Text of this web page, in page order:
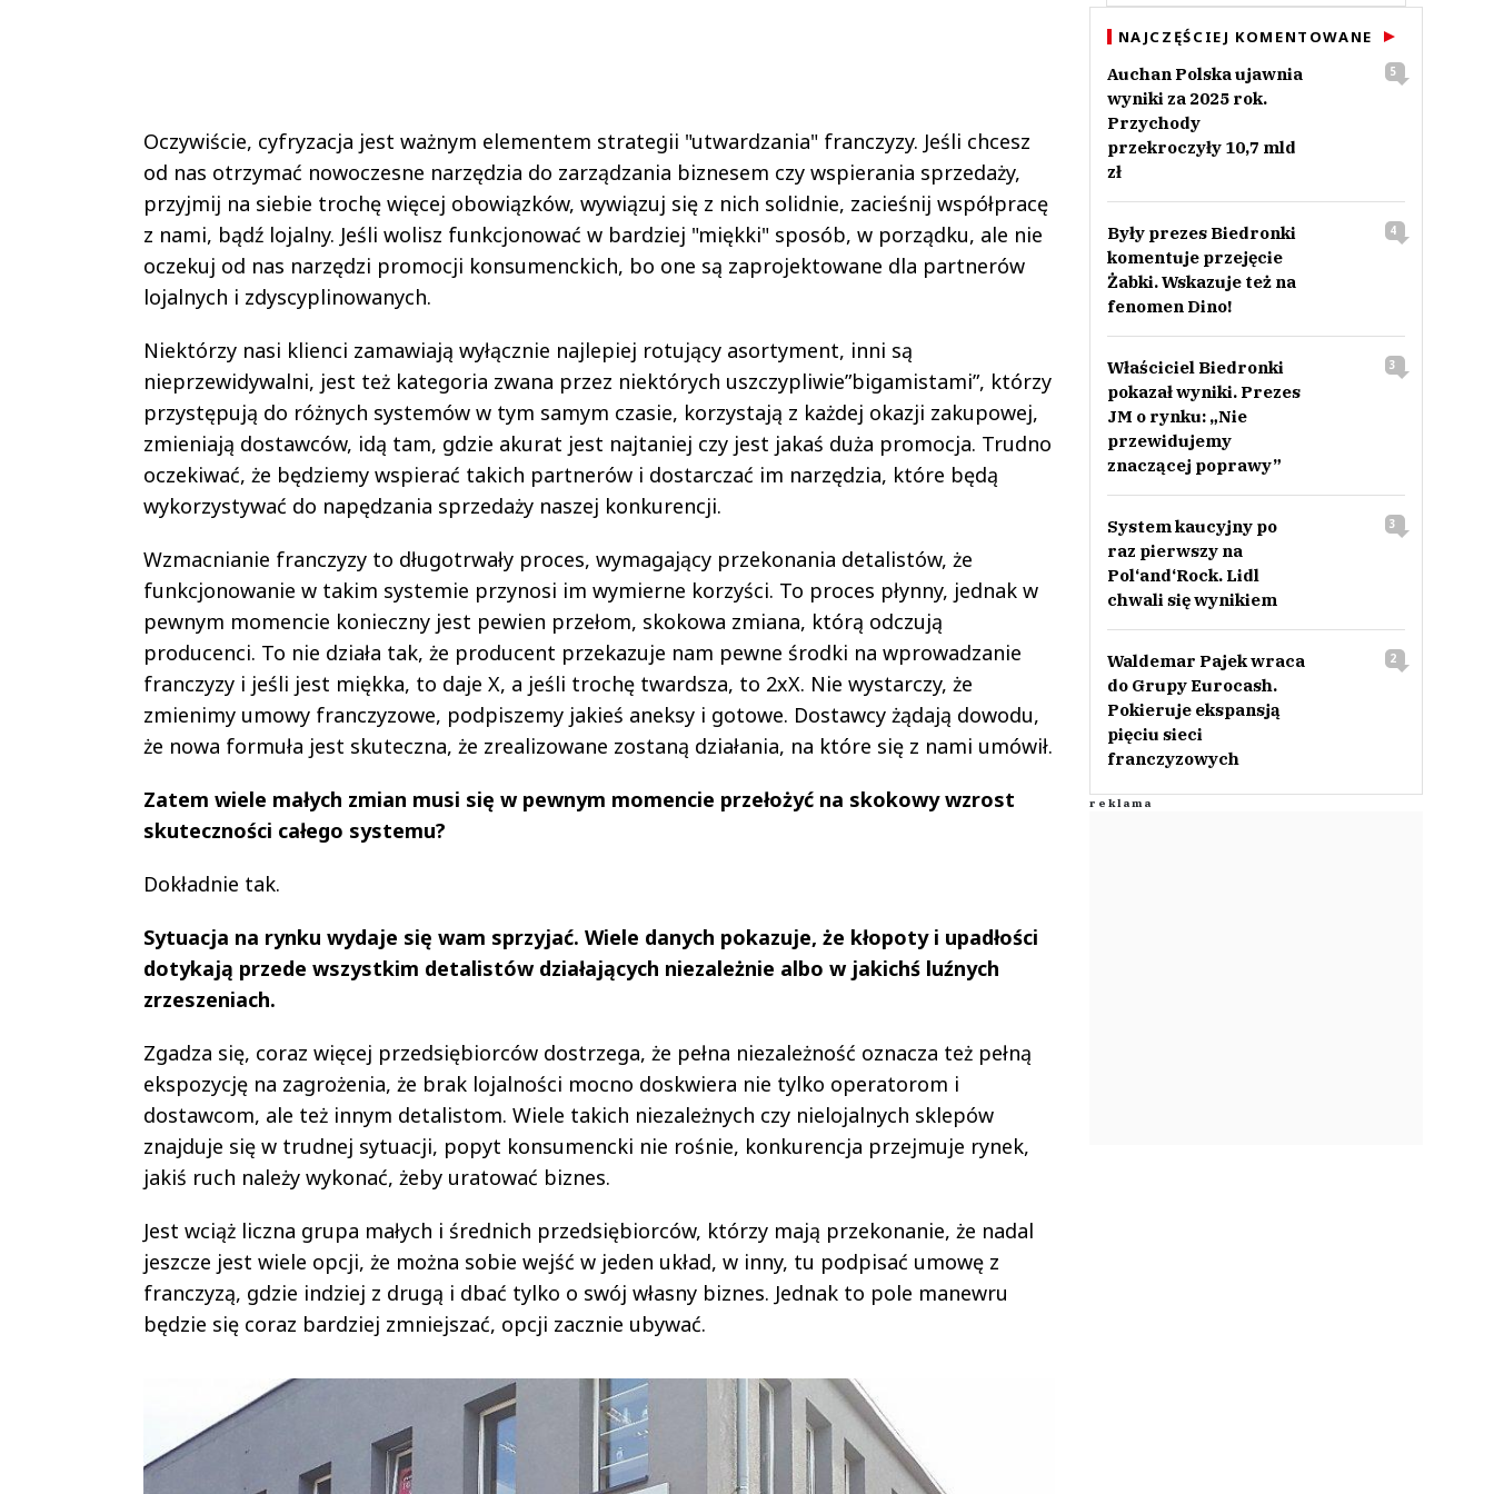
Oczywiście, cyfryzacja jest ważnym elementem strategii "utwardzania" franczyzy. Jeśli chcesz
od nas otrzymać nowoczesne narzędzia do zarządzania biznesem czy wspierania sprzedaży,
przyjmij na siebie trochę więcej obowiązków, wywiązuj się z nich solidnie, zacieśnij współpracę
z nami, bądź lojalny. Jeśli wolisz funkcjonować w bardziej "miękki" sposób, w porządku, ale nie
oczekuj od nas narzędzi promocji konsumenckich, bo one są zaprojektowane dla partnerów
lojalnych i zdyscyplinowanych.
Niektórzy nasi klienci zamawiają wyłącznie najlepiej rotujący asortyment, inni są
nieprzewidywalni, jest też kategoria zwana przez niektórych uszczypliwie”bigamistami”, którzy
przystępują do różnych systemów w tym samym czasie, korzystają z każdej okazji zakupowej,
zmieniają dostawców, idą tam, gdzie akurat jest najtaniej czy jest jakaś duża promocja. Trudno
oczekiwać, że będziemy wspierać takich partnerów i dostarczać im narzędzia, które będą
wykorzystywać do napędzania sprzedaży naszej konkurencji.
Wzmacnianie franczyzy to długotrwały proces, wymagający przekonania detalistów, że
funkcjonowanie w takim systemie przynosi im wymierne korzyści. To proces płynny, jednak w
pewnym momencie konieczny jest pewien przełom, skokowa zmiana, którą odczują
producenci. To nie działa tak, że producent przekazuje nam pewne środki na wprowadzanie
franczyzy i jeśli jest miękka, to daje X, a jeśli trochę twardsza, to 2xX. Nie wystarczy, że
zmienimy umowy franczyzowe, podpiszemy jakieś aneksy i gotowe. Dostawcy żądają dowodu,
że nowa formuła jest skuteczna, że zrealizowane zostaną działania, na które się z nami umówił.
Zatem wiele małych zmian musi się w pewnym momencie przełożyć na skokowy wzrost
skuteczności całego systemu?
Dokładnie tak.
Sytuacja na rynku wydaje się wam sprzyjać. Wiele danych pokazuje, że kłopoty i upadłości
dotykają przede wszystkim detalistów działających niezależnie albo w jakichś luźnych
zrzeszeniach.
Zgadza się, coraz więcej przedsiębiorców dostrzega, że pełna niezależność oznacza też pełną
ekspozycję na zagrożenia, że brak lojalności mocno doskwiera nie tylko operatorom i
dostawcom, ale też innym detalistom. Wiele takich niezależnych czy nielojalnych sklepów
znajduje się w trudnej sytuacji, popyt konsumencki nie rośnie, konkurencja przejmuje rynek,
jakiś ruch należy wykonać, żeby uratować biznes.
Jest wciąż liczna grupa małych i średnich przedsiębiorców, którzy mają przekonanie, że nadal
jeszcze jest wiele opcji, że można sobie wejść w jeden układ, w inny, tu podpisać umowę z
franczyzą, gdzie indziej z drugą i dbać tylko o swój własny biznes. Jednak to pole manewru
będzie się coraz bardziej zmniejszać, opcji zacznie ubywać.
NAJCZĘŚCIEJ KOMENTOWANE
Auchan Polska ujawnia
wyniki za 2025 rok.
Przychody
przekroczyły 10,7 mld
zł
5
Były prezes Biedronki
komentuje przejęcie
Żabki. Wskazuje też na
fenomen Dino!
4
Właściciel Biedronki
pokazał wyniki. Prezes
JM o rynku: „Nie
przewidujemy
znaczącej poprawy”
3
System kaucyjny po
raz pierwszy na
Pol‘and‘Rock. Lidl
chwali się wynikiem
3
Waldemar Pajek wraca
do Grupy Eurocash.
Pokieruje ekspansją
pięciu sieci
franczyzowych
2